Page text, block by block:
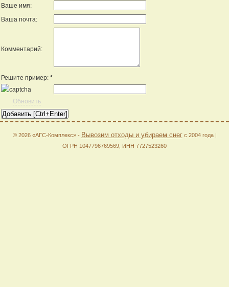
Ваше имя:
Ваша почта:
Комментарий:
Решите пример: *
Обновить
© 2026 «АГС-Комплекс» - Вывозим отходы и убираем снегс 2004 года |
ОГРН 1047796769569, ИНН 7727523260